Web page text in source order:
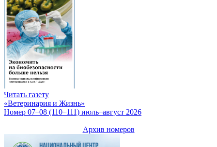
Читать газету
«Ветеринария и Жизнь»
Номер 07–08 (110–111) июль–август 2026
Архив номеров